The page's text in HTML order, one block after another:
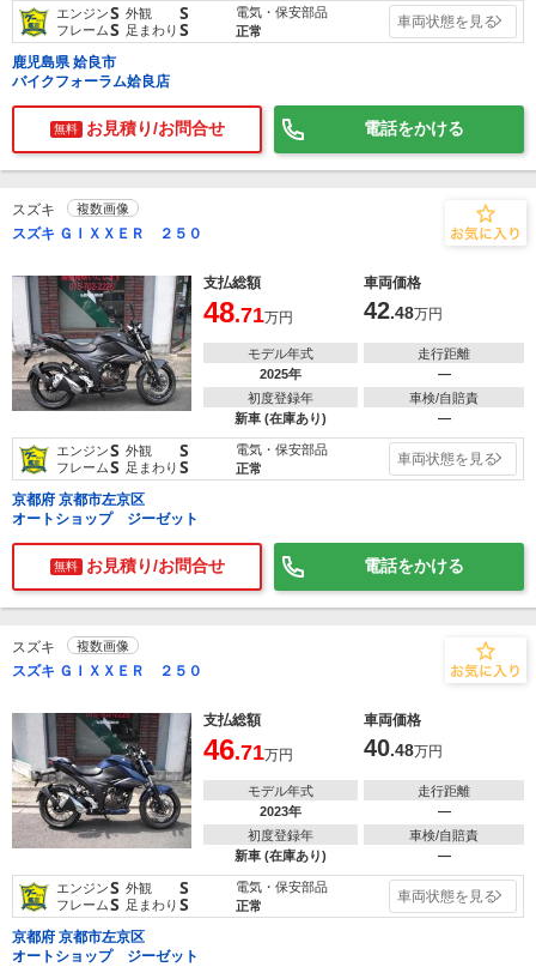
エンジンS 外観 S
フレームS 足まわり S
電気・保安部品
正常
車両状態を見る
鹿児島県 姶良市
バイクフォーラム姶良店
無料 お見積り/お問合せ 電話をかける
スズキ 複数画像
スズキ ＧＩＸＸＥＲ ２５０
支払総額 車両価格
48.71万円 42.48万円
モデル年式
2025年
走行距離
―
初度登録年
新車 (在庫あり)
車検/自賠責
―
エンジンS 外観 S
フレームS 足まわり S
電気・保安部品
正常
車両状態を見る
京都府 京都市左京区
オートショップ ジーゼット
無料 お見積り/お問合せ 電話をかける
スズキ 複数画像
スズキ ＧＩＸＸＥＲ ２５０
支払総額 車両価格
46.71万円 40.48万円
モデル年式
2023年
走行距離
―
初度登録年
新車 (在庫あり)
車検/自賠責
―
エンジンS 外観 S
フレームS 足まわり S
電気・保安部品
正常
車両状態を見る
京都府 京都市左京区
オートショップ ジーゼット